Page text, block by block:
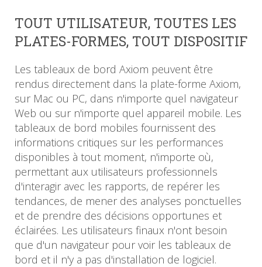
TOUT UTILISATEUR, TOUTES LES
PLATES-FORMES, TOUT DISPOSITIF
Les tableaux de bord Axiom peuvent être
rendus directement dans la plate-forme Axiom,
sur Mac ou PC, dans n'importe quel navigateur
Web ou sur n'importe quel appareil mobile. Les
tableaux de bord mobiles fournissent des
informations critiques sur les performances
disponibles à tout moment, n'importe où,
permettant aux utilisateurs professionnels
d'interagir avec les rapports, de repérer les
tendances, de mener des analyses ponctuelles
et de prendre des décisions opportunes et
éclairées. Les utilisateurs finaux n'ont besoin
que d'un navigateur pour voir les tableaux de
bord et il n'y a pas d'installation de logiciel.